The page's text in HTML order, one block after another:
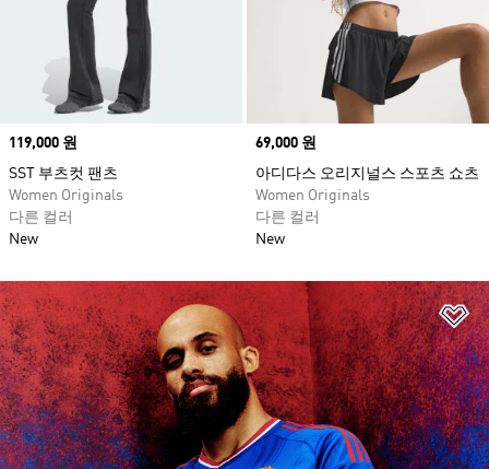
Price
119,000 원
SST 부츠컷 팬츠
Women Originals
다른 컬러
New
Price
69,000 원
아디다스 오리지널스 스포츠 쇼츠
Women Originals
다른 컬러
New